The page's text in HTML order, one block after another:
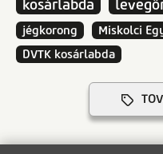
kosárlabda
jégkorong
Miskolci
DVTK kosárlabda